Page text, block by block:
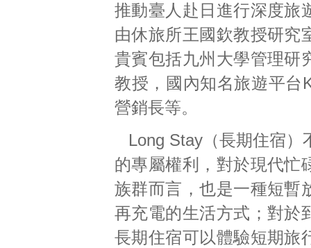
推動臺人赴日進行深度旅
由休旅所王國欽教授研究
貴賓包括九州大學管理研
教授，國內知名旅遊平台
營銷長等。
Long Stay（長期住宿）
的專屬權利，對於現代忙
族群而言，也是一種短暫
再充電的生活方式；對於
長期住宿可以體驗短期旅